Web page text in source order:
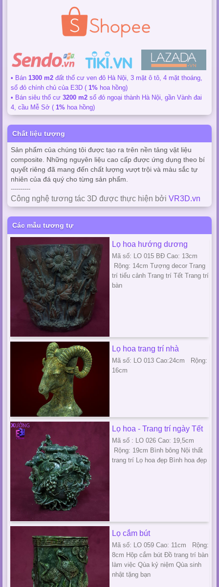
• Bán 1300 m2 đất thổ cư ven đô Hà Nội, 3 mặt ô tô, 4 mặt thoáng,
sổ đỏ chính chủ của E3D ( 1% hoa hồng)
• Bán siêu thổ cư 3200 m2 sổ đỏ ngoại thành Hà Nội, gần Vành đai
4, cầu Mễ Sở ( 1% hoa hồng)
Chất liệu tượng
Sản phẩm của chúng tôi được tạo ra trên nền tảng vật liệu
composite. Những nguyên liệu cao cấp được ứng dụng theo bí
quyết riêng đã mang đến chất lượng vượt trội và màu sắc tự
nhiên của đá quý cho từng sản phẩm.
----------
Công nghệ tương tác 3D được thực hiện bởi VR3D.vn
Các mẫu tương tự
Lọ hoa hướng dương
Mã số: LO 015 BĐ Cao: 13cm
Rộng: 14cm Tượng decor Trang
trí tiểu cảnh Trang trí Tết Trang trí
bàn
Lọ hoa trang trí nhà
Mã số: LO 013 Cao:24cm Rộng:
16cm
Lọ hoa - Trang trí ngày Tết
Mã số : LO 026 Cao: 19,5cm
Rộng: 19cm Bình bông Nội thất
trang trí Lọ hoa đẹp Bình hoa đẹp
Lọ cắm bút
Mã số: LO 059 Cao: 11cm Rộng:
8cm Hộp cắm bút Đồ trang trí bàn
làm việc Qùa kỷ niệm Qùa sinh
nhật tặng bạn